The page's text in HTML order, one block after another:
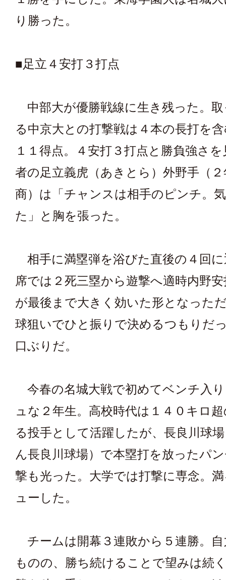
り勝った。
■足立４安打３打点
中部大が優勝戦線に生き残った。
る中京大との打撃戦は４本の長打を
１１得点。４安打３打点と勝負強さ
者の足立義虎（あきとら）外野手（
商）は「チャンスは相手のピンチ。
た」と胸を張った。
相手に満塁弾を浴びた直後の４回
席では２死三塁から遊撃へ適時内野
が最後まで大きく効いた形となった
球狙いでひと振りで決めるつもりだ
口ぶりだ。
今春の名城大戦で初めてベンチ入
ュな２年生。高校時代は１４０キロ
る投手として活躍したが、長良川球
ん長良川球場）で本塁打を放ったパ
撃も光った。大学では打撃に専念。
ューした。
チームは開幕３連敗から５連勝。
ものの、勝ち続けることで望みは続